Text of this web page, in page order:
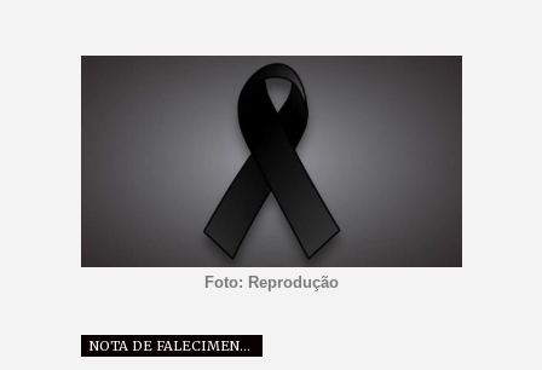
Foto: Reprodução
NOTA DE FALECIMENTO